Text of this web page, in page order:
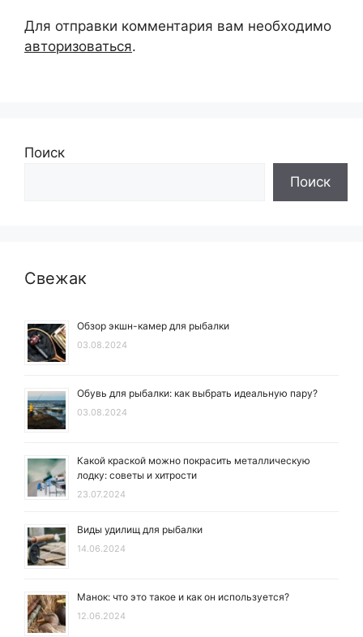
Для отправки комментария вам необходимо
авторизоваться.
Поиск
Поиск
Свежак
Обзор экшн-камер для рыбалки
03.08.2024
Обувь для рыбалки: как выбрать идеальную пару?
03.08.2024
Какой краской можно покрасить металлическую
лодку: советы и хитрости
23.07.2024
Виды удилищ для рыбалки
14.06.2024
Манок: что это такое и как он используется?
12.06.2024